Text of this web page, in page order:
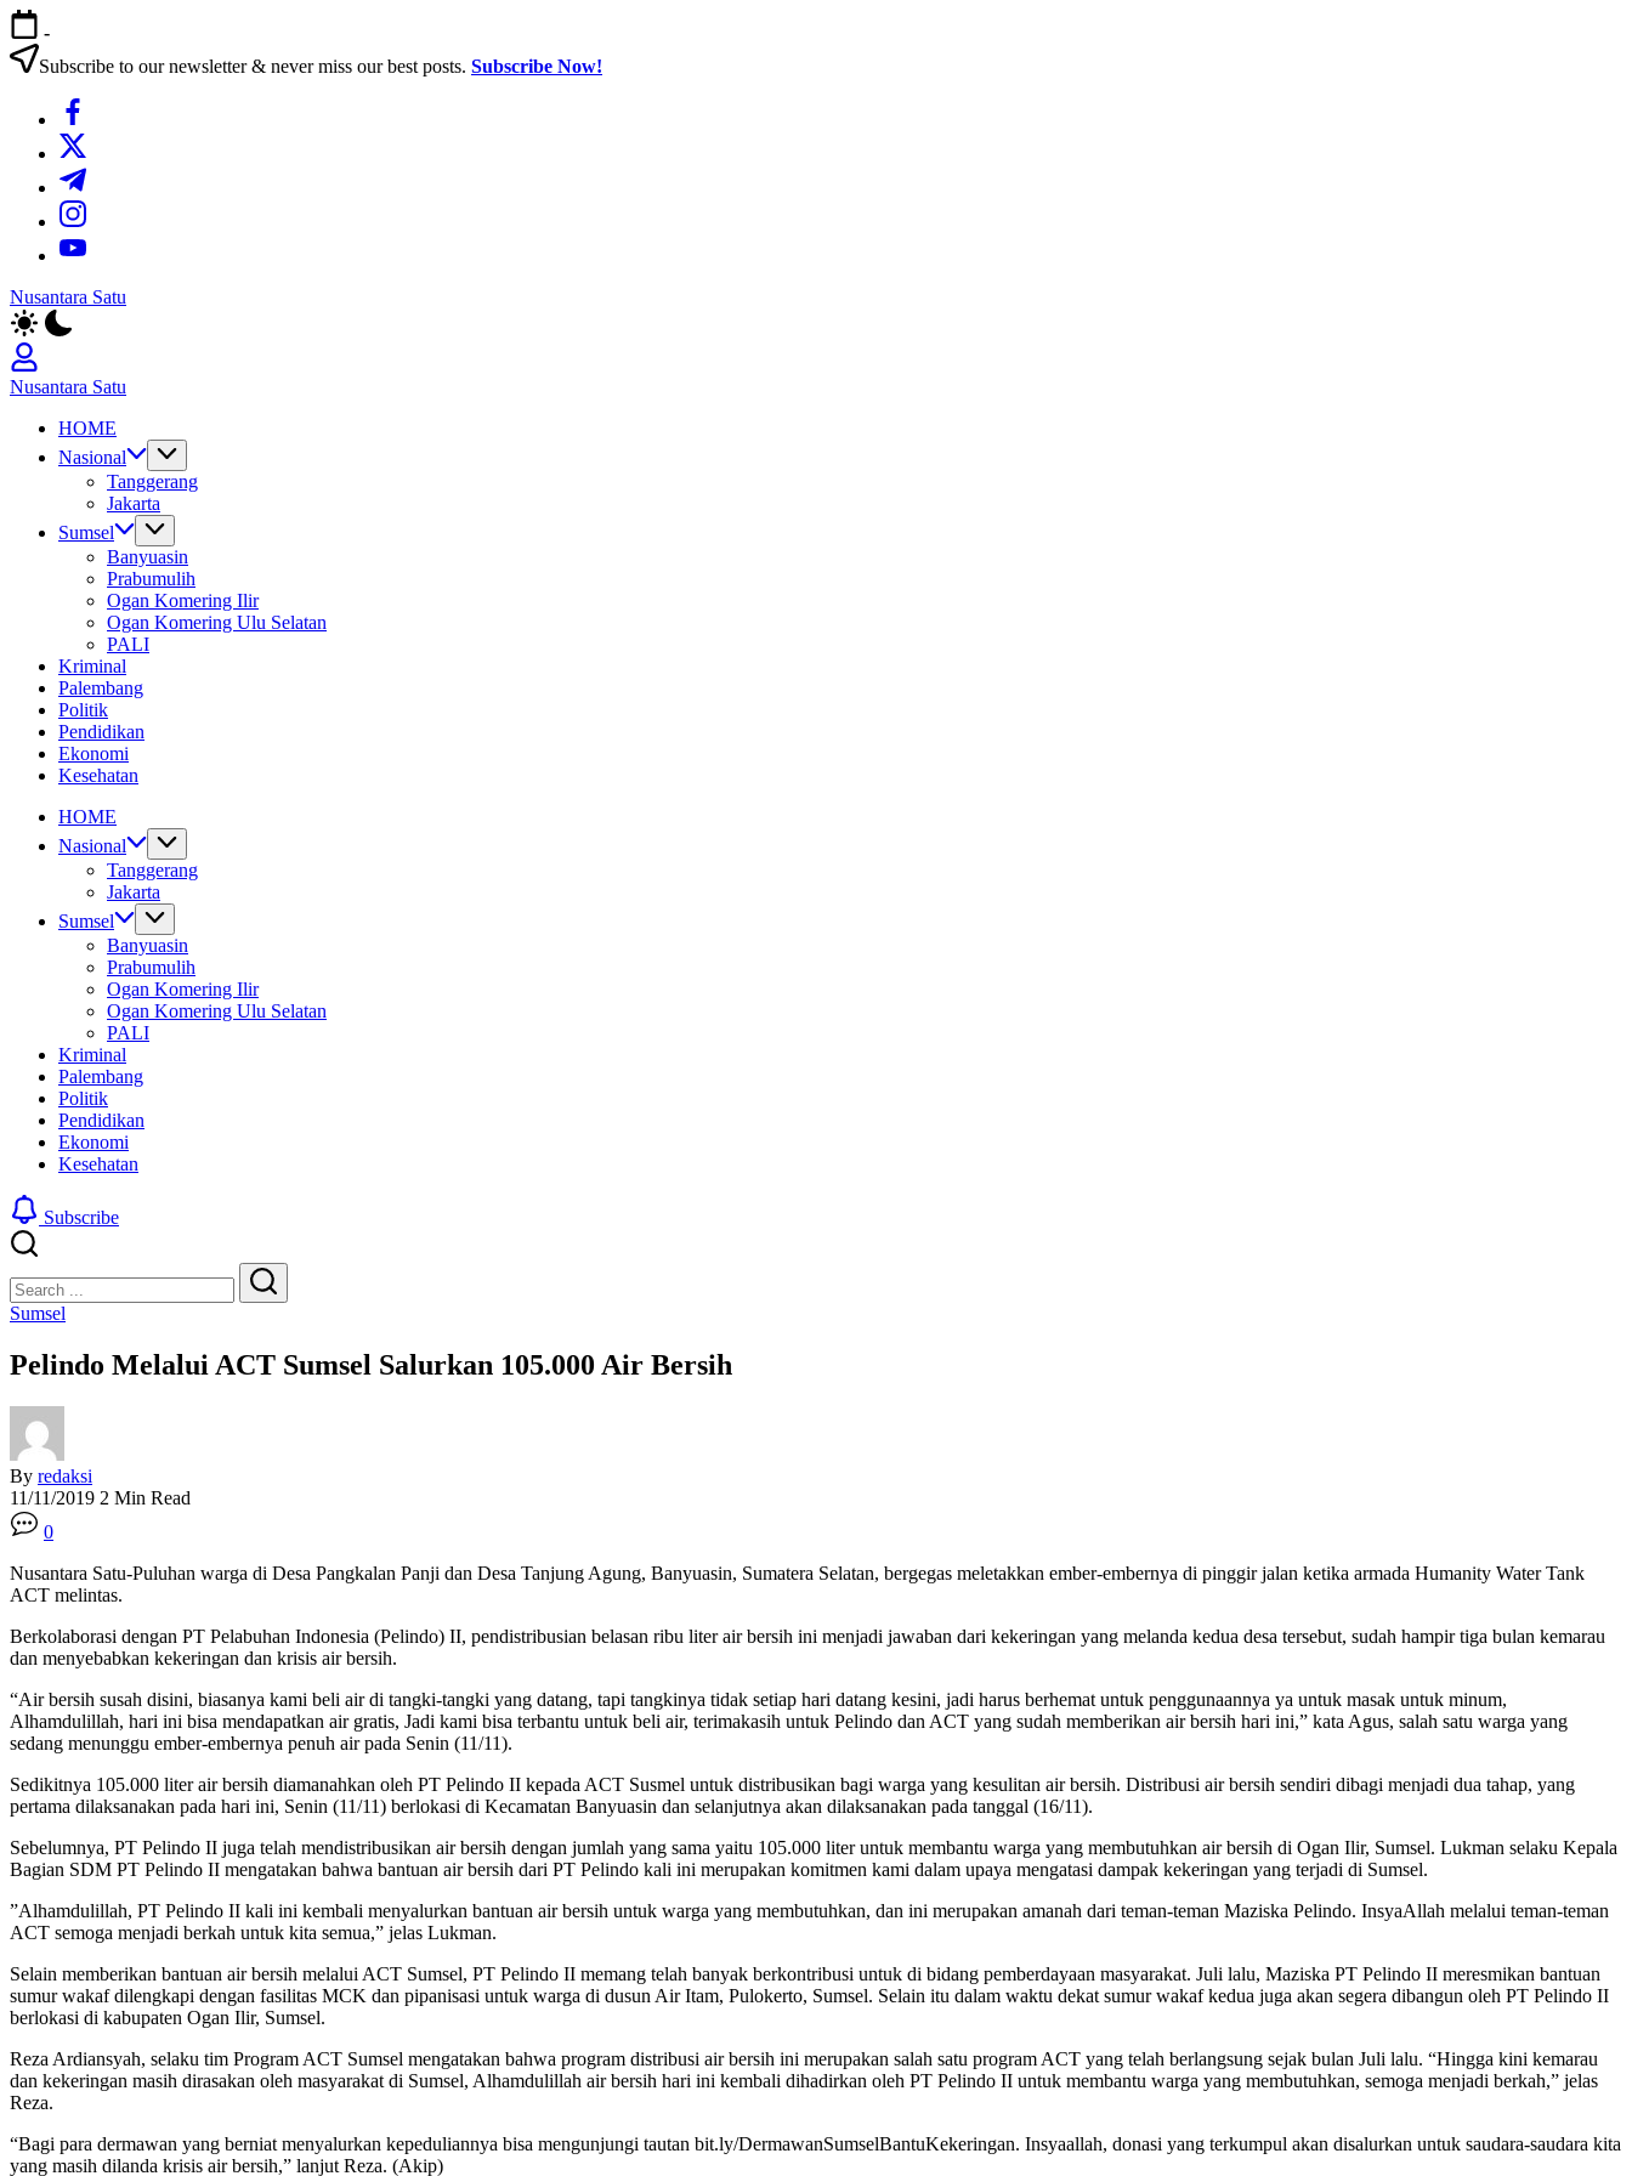
Skip
to
content
-
Subscribe to our newsletter & never miss our best posts. Subscribe Now!
https://www.facebook.com/
https://twitter.com/
https://t.me/
https://www.instagram.com/
https://youtube.com/
Nusantara Satu
Berita
Untuk
Nusantara
Nusantara Satu
Untuk
Nusantara
HOME
Nasional
Tanggerang
Jakarta
Sumsel
Banyuasin
Prabumulih
Ogan Komering Ilir
Ogan Komering Ulu Selatan
PALI
Kriminal
Palembang
Politik
Pendidikan
Ekonomi
Kesehatan
HOME
Nasional
Tanggerang
Jakarta
Sumsel
Banyuasin
Prabumulih
Ogan Komering Ilir
Ogan Komering Ulu Selatan
PALI
Kriminal
Palembang
Politik
Pendidikan
Ekonomi
Kesehatan
Subscribe
Search
Search
Sumsel
Pelindo Melalui ACT Sumsel Salurkan 105.000 Air Bersih
By redaksi
11/11/2019 2 Min Read
0
Nusantara Satu-Puluhan warga di Desa Pangkalan Panji dan Desa Tanjung Agung, Banyuasin, Sumatera Selatan, bergegas meletakkan ember-embernya di pinggir jalan ketika armada Humanity Water Tank
ACT melintas.
Berkolaborasi dengan PT Pelabuhan Indonesia (Pelindo) II, pendistribusian belasan ribu liter air bersih ini menjadi jawaban dari kekeringan yang melanda kedua desa tersebut, sudah hampir tiga bulan kemarau
dan menyebabkan kekeringan dan krisis air bersih.
“Air bersih susah disini, biasanya kami beli air di tangki-tangki yang datang, tapi tangkinya tidak setiap hari datang kesini, jadi harus berhemat untuk penggunaannya ya untuk masak untuk minum,
Alhamdulillah, hari ini bisa mendapatkan air gratis, Jadi kami bisa terbantu untuk beli air, terimakasih untuk Pelindo dan ACT yang sudah memberikan air bersih hari ini,” kata Agus, salah satu warga yang
sedang menunggu ember-embernya penuh air pada Senin (11/11).
Sedikitnya 105.000 liter air bersih diamanahkan oleh PT Pelindo II kepada ACT Susmel untuk distribusikan bagi warga yang kesulitan air bersih. Distribusi air bersih sendiri dibagi menjadi dua tahap, yang
pertama dilaksanakan pada hari ini, Senin (11/11) berlokasi di Kecamatan Banyuasin dan selanjutnya akan dilaksanakan pada tanggal (16/11).
Sebelumnya, PT Pelindo II juga telah mendistribusikan air bersih dengan jumlah yang sama yaitu 105.000 liter untuk membantu warga yang membutuhkan air bersih di Ogan Ilir, Sumsel. Lukman selaku Kepala
Bagian SDM PT Pelindo II mengatakan bahwa bantuan air bersih dari PT Pelindo kali ini merupakan komitmen kami dalam upaya mengatasi dampak kekeringan yang terjadi di Sumsel.
”Alhamdulillah, PT Pelindo II kali ini kembali menyalurkan bantuan air bersih untuk warga yang membutuhkan, dan ini merupakan amanah dari teman-teman Maziska Pelindo. InsyaAllah melalui teman-teman
ACT semoga menjadi berkah untuk kita semua,” jelas Lukman.
Selain memberikan bantuan air bersih melalui ACT Sumsel, PT Pelindo II memang telah banyak berkontribusi untuk di bidang pemberdayaan masyarakat. Juli lalu, Maziska PT Pelindo II meresmikan bantuan
sumur wakaf dilengkapi dengan fasilitas MCK dan pipanisasi untuk warga di dusun Air Itam, Pulokerto, Sumsel. Selain itu dalam waktu dekat sumur wakaf kedua juga akan segera dibangun oleh PT Pelindo II
berlokasi di kabupaten Ogan Ilir, Sumsel.
Reza Ardiansyah, selaku tim Program ACT Sumsel mengatakan bahwa program distribusi air bersih ini merupakan salah satu program ACT yang telah berlangsung sejak bulan Juli lalu. “Hingga kini kemarau
dan kekeringan masih dirasakan oleh masyarakat di Sumsel, Alhamdulillah air bersih hari ini kembali dihadirkan oleh PT Pelindo II untuk membantu warga yang membutuhkan, semoga menjadi berkah,” jelas
Reza.
“Bagi para dermawan yang berniat menyalurkan kepeduliannya bisa mengunjungi tautan bit.ly/DermawanSumselBantuKekeringan. Insyaallah, donasi yang terkumpul akan disalurkan untuk saudara-saudara kita
yang masih dilanda krisis air bersih,” lanjut Reza. (Akip)